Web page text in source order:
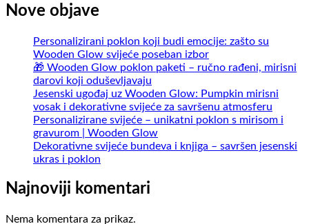
Nove objave
Personalizirani poklon koji budi emocije: zašto su
Wooden Glow svijeće poseban izbor
🎁 Wooden Glow poklon paketi – ručno rađeni, mirisni
darovi koji oduševljavaju
Jesenski ugođaj uz Wooden Glow: Pumpkin mirisni
vosak i dekorativne svijeće za savršenu atmosferu
Personalizirane svijeće – unikatni poklon s mirisom i
gravurom | Wooden Glow
Dekorativne svijeće bundeva i knjiga – savršen jesenski
ukras i poklon
Najnoviji komentari
Nema komentara za prikaz.